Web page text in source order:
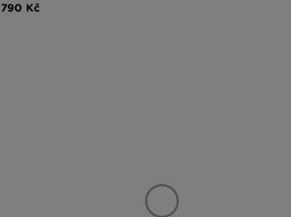
790 Kč